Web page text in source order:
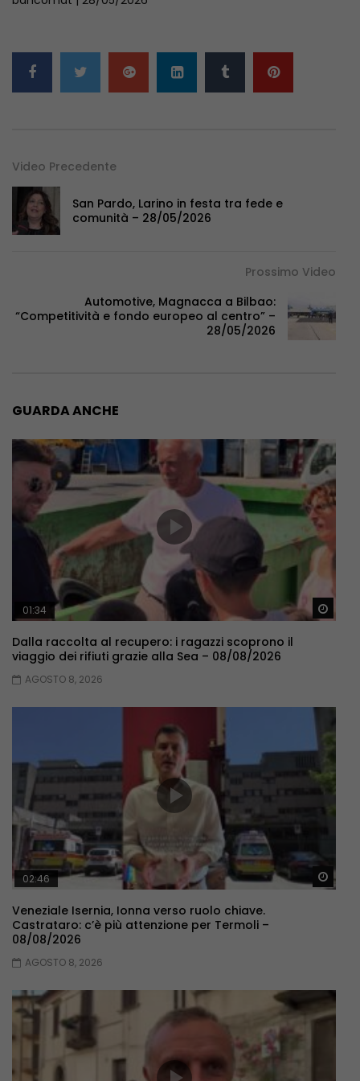
Video Precedente
San Pardo, Larino in festa tra fede e
comunità – 28/05/2026
Prossimo Video
Automotive, Magnacca a Bilbao:
“Competitività e fondo europeo al centro” –
28/05/2026
GUARDA ANCHE
01:34
Dalla raccolta al recupero: i ragazzi scoprono il
viaggio dei rifiuti grazie alla Sea – 08/08/2026
AGOSTO 8, 2026
02:46
Veneziale Isernia, Ionna verso ruolo chiave.
Castrataro: c’è più attenzione per Termoli –
08/08/2026
AGOSTO 8, 2026